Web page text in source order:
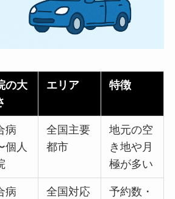
の大
エリア 特徴
病
個人
全国主要
都市
地元の空
き地や月
極が多い
病
全国対応
予約数・